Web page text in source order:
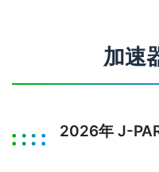
加速
2026年 J-